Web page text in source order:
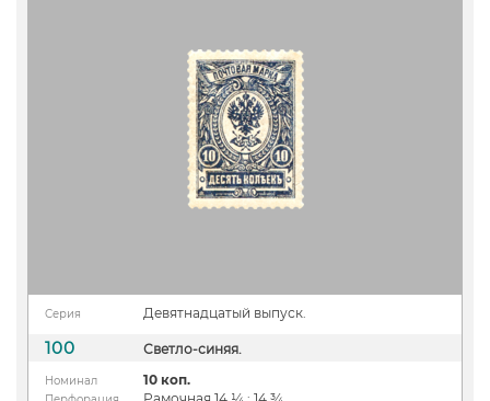
Серия Девятнадцатый выпуск.
100 Светло-синяя.
Номинал 10 коп.